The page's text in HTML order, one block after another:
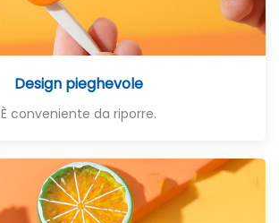
Design pieghevole
È conveniente da riporre.